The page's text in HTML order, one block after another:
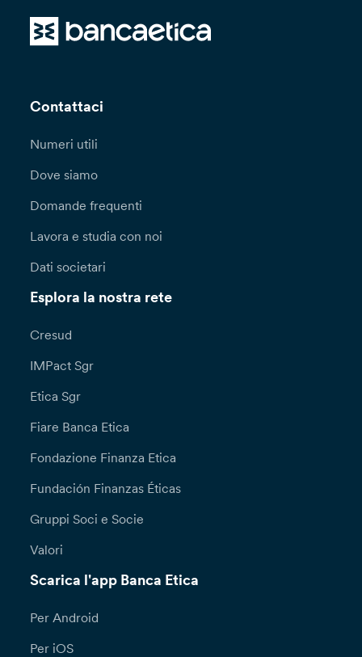
Contattaci
Numeri utili
Dove siamo
Domande frequenti
Lavora e studia con noi
Dati societari
Esplora la nostra rete
Cresud
IMPact Sgr
Etica Sgr
Fiare Banca Etica
Fondazione Finanza Etica
Fundación Finanzas Éticas
Gruppi Soci e Socie
Valori
Scarica l'app Banca Etica
Per Android
Per iOS